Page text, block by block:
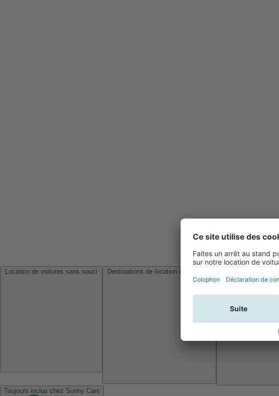
Toujours inclus chez Sunny Cars